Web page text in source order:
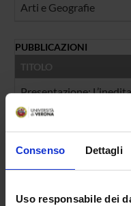
Consenso Dettagli
Uso responsabile dei
Arti e Geografie
PUBBLICAZIONI
TITOLO
Presentazione:
Un poeta di
Recitazione naturale e
Journalism and
Osservazioni critiche